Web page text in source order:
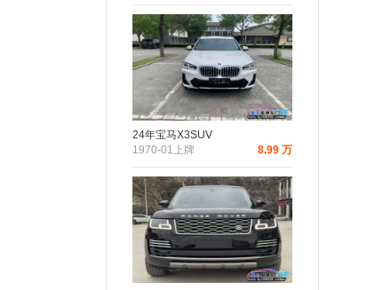
24年宝马X3SUV
1970-01上牌
8.99 万